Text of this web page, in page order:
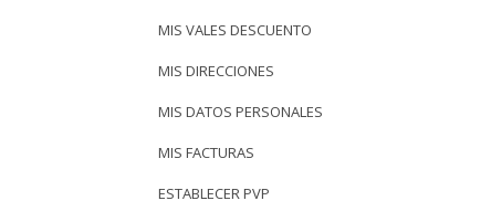
MIS VALES DESCUENTO
MIS DIRECCIONES
MIS DATOS PERSONALES
MIS FACTURAS
ESTABLECER PVP